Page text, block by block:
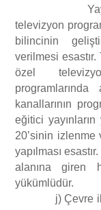
Yaygın
televizyon
bilincinin
verilmesi
özel
kanallarının
eğitici yayınların
20’sinin izlenme
yapılması
alanına giren
yükümlüdür.
j) Çevre ile